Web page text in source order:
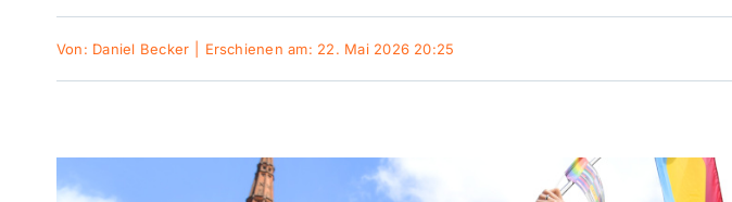
Von: Daniel Becker Erschienen am: 22. Mai 2026 20:25